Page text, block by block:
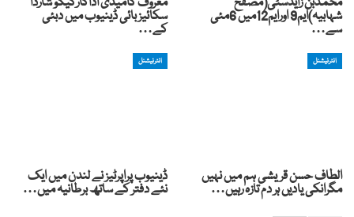
شہابیہ)ایم9 اورایم12میں 6مئی
سے…
سکائیز بائی ڈینیوب میں دبئی
کے…
انٹرنیشنل
الطاف حسن قریشی ہم میں نہیں
مگرانکی یادیں ہر دم تازہ رہیں…
انٹرنیشنل
ڈینیوب پراپرٹیز نے لندن میں ایک
نئے دفتر کے ساتھ برطانیہ میں…